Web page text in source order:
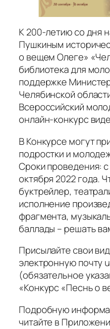
К 200-летию со дня
Пушкиным
о вещем Олеге»
библиотека для
поддержке
Челябинской
Всероссийский
онлайн-конкурс
В Конкурсе могут
подростки и
Сроки проведения: с
октября 2022 года.
буктрейлер,
исполнение
фрагмента,
баллады – решать
Присылайте свои
электронную почту
(обязательное
«Конкурс «Песнь о
Подробную
читайте в